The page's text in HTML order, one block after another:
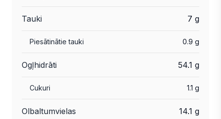
Tauki 7 g
Piesātinātie tauki 0.9 g
Ogļhidrāti 54.1 g
Cukuri 1.1 g
Olbaltumvielas 14.1 g